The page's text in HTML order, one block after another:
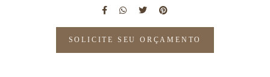
SOLICITE SEU ORÇAMENTO